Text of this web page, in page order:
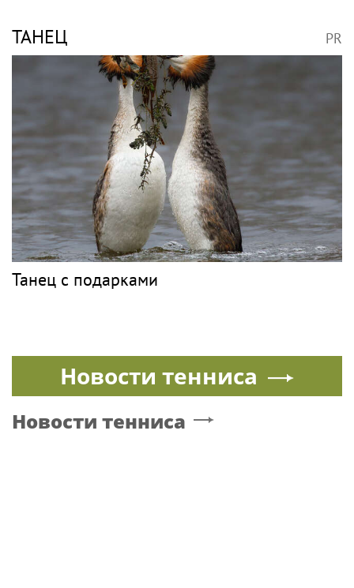
ТАНЕЦ PR
Танец с подарками
Новости тенниса
Новости тенниса